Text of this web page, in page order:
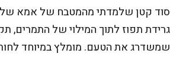
סוד קטן שלמדתי מהמטבח של אמא
גרידת תפוז לתוך המילוי של התמרים,
שמשדרג את הטעם. מומלץ במיוחד